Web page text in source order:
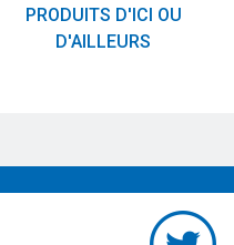
PRODUITS D'ICI OU
D'AILLEURS